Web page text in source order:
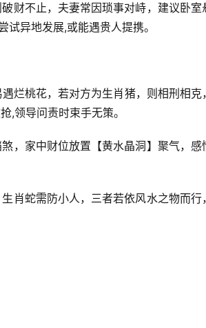
财不止，夫妻常因琐事对峙，建议卧室
试异地发展,或能遇贵人提携。
烂桃花，若对方为生肖猪，则相刑相克
,领导问责时束手无策。
，家中财位放置【黄水晶洞】聚气，感
肖蛇需防小人，三者若依风水之物而行